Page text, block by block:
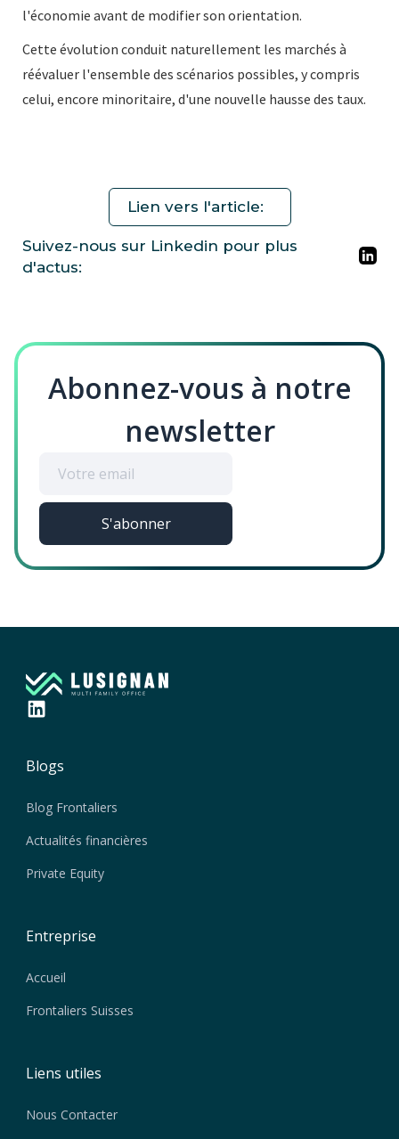
l'économie avant de modifier son orientation.
Cette évolution conduit naturellement les marchés à
réévaluer l'ensemble des scénarios possibles, y compris
celui, encore minoritaire, d'une nouvelle hausse des taux.
Lien vers l'article:
Suivez-nous sur Linkedin pour plus
d'actus:
Abonnez-vous à notre
newsletter
Blogs
Blog Frontaliers
Actualités financières
Private Equity
Entreprise
Accueil
Frontaliers Suisses
Liens utiles
Nous Contacter